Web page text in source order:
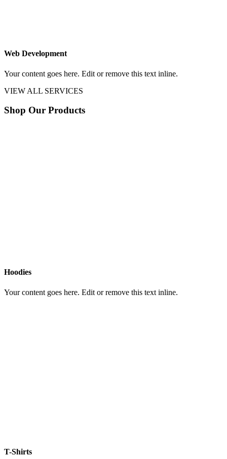
Web Development
Your content goes here. Edit or remove this text inline.
VIEW ALL SERVICES
Shop Our Products
Hoodies
Your content goes here. Edit or remove this text inline.
T-Shirts